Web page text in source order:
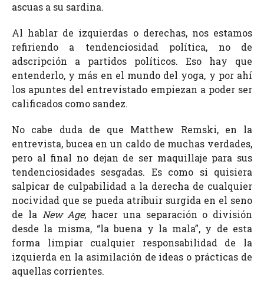
ascuas a su sardina.
Al hablar de izquierdas o derechas, nos estamos
refiriendo a tendenciosidad política, no de
adscripción a partidos políticos. Eso hay que
entenderlo, y más en el mundo del yoga, y por ahí
los apuntes del entrevistado empiezan a poder ser
calificados como sandez.
No cabe duda de que Matthew Remski, en la
entrevista, bucea en un caldo de muchas verdades,
pero al final no dejan de ser maquillaje para sus
tendenciosidades sesgadas. Es como si quisiera
salpicar de culpabilidad a la derecha de cualquier
nocividad que se pueda atribuir surgida en el seno
de la New Age; hacer una separación o división
desde la misma, “la buena y la mala”, y de esta
forma limpiar cualquier responsabilidad de la
izquierda en la asimilación de ideas o prácticas de
aquellas corrientes.